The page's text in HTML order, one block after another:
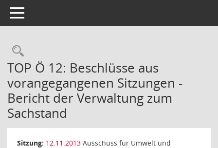
Toggle navigation
Rechercheauswahl
TOP Ö 12: Beschlüsse aus
vorangegangenen Sitzungen -
Bericht der Verwaltung zum
Sachstand
Sitzung: 12.11.2013 Ausschuss für Umwelt und